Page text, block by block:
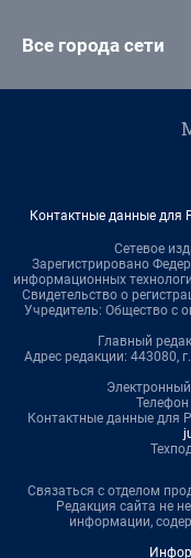
Все города сети
Контактные данные для
Сетевое
Зарегистрировано
информационных
Свидетельство о
Учредитель: Общество с
Главный
Адрес редакции: 443080,
Контактные данные для
Связаться с отделом
Редакция сайта не
информации,